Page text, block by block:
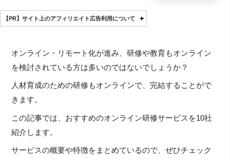
【PR】サイト上のアフィリエイト広告利用について
オンライン・リモート化が進み、研修や教育もオンライン
を検討されている方は多いのではないでしょうか？
人材育成のための研修もオンラインで、完結することがで
きます。
この記事では、おすすめのオンライン研修サービスを10社
紹介します。
サービスの概要や特徴をまとめているので、ぜひチェック